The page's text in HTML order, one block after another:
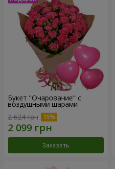
Букет "Очарование" с
воздушными шарами
2 624 грн
Заказать